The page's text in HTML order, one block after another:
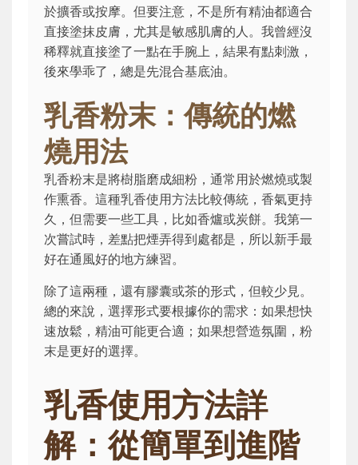
於擴香或按摩。但要注意，不是所有精油都適合
直接塗抹皮膚，尤其是敏感肌膚的人。我曾經沒
稀釋就直接塗了一點在手腕上，結果有點刺激，
後來學乖了，總是先混合基底油。
乳香粉末：傳統的燃
燒用法
乳香粉末是將樹脂磨成細粉，通常用於燃燒或製
作熏香。這種乳香使用方法比較傳統，香氣更持
久，但需要一些工具，比如香爐或炭餅。我第一
次嘗試時，差點把煙弄得到處都是，所以新手最
好在通風好的地方練習。
除了這兩種，還有膠囊或茶的形式，但較少見。
總的來說，選擇形式要根據你的需求：如果想快
速放鬆，精油可能更合適；如果想營造氛圍，粉
末是更好的選擇。
乳香使用方法詳
解：從簡單到進階